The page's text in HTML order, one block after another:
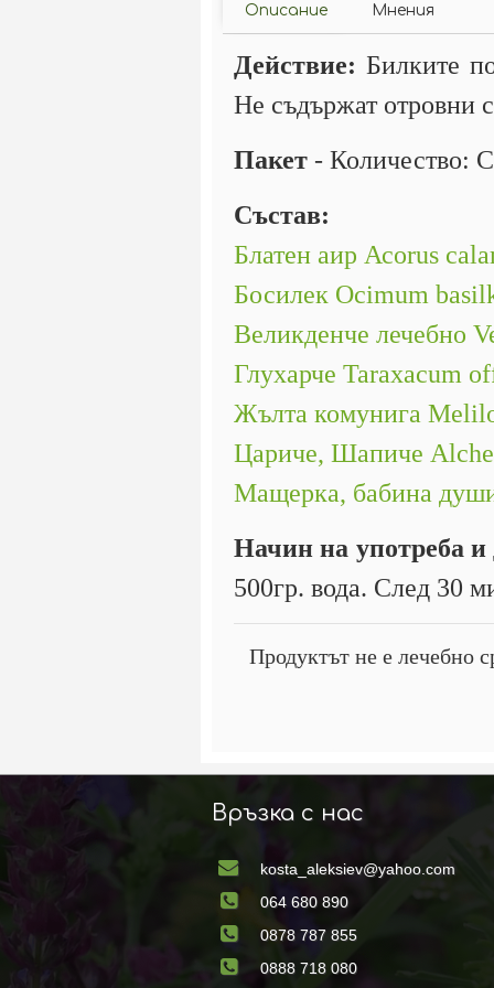
Описание Мнения
Действие: Билките
Не съдържат отровни
Пакет - Количество:
Състав:
Блатен аир Асоrus
Босилек Ocimum
Великденче лечебно
Глухарче Taraxacum
Жълта комунига
Цариче, Шапиче
Мащерка, бабина
Начин на употреба
500гр. вода. След 30
Продуктът не е лечебно
Връзка с нас
kosta_aleksiev@yahoo.com
064 680 890
0878 787 855
0888 718 080